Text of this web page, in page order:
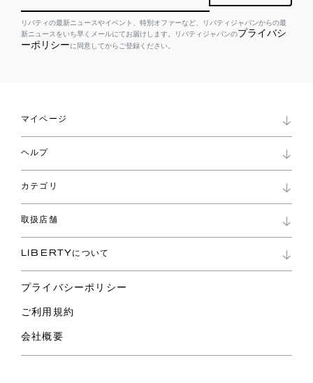
リバティの最新ニュースやイベント、特別オファーなど、リバティジャパンからの最
新ニュースをいち早くメールにてお届けします。リバティジャパンのプライバシ
ーポリシーに同意してからご登録ください。
マイページ
ロイヤリティプログラム
パスワード再設定
ショッピングバッグ
ヘルプ
お問い合わせ
よくあるご質問
ご利用ガイド
カテゴリ
コレクション
ファブリックス
バッグ
スカーフ
ウェア
ライフスタイル
スペシャル
取扱店舗
リバティ・ファブリックス
LIBERTYについて
プライバシーポリシー
ご利用規約
会社概要